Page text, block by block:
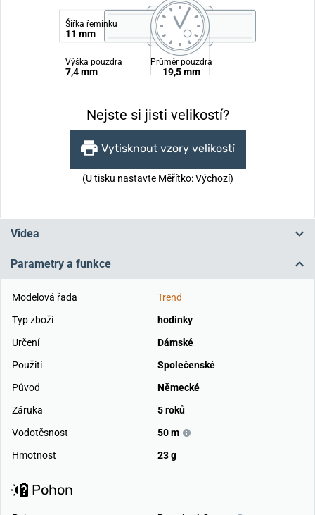
Šířka řemínku
11 mm
Výška pouzdra
7,4 mm
Průměr pouzdra
19,5 mm
Nejste si jisti velikostí?
Vytisknout vzory velikostí
(U tisku nastavte Měřítko: Výchozí)
Videa
Parametry a funkce
Modelová řada
Trend
Typ zboží
hodinky
Určení
Dámské
Použití
Společenské
Původ
Německé
Záruka
5 roků
Vodotěsnost
50 m
Hmotnost
23 g
Pohon